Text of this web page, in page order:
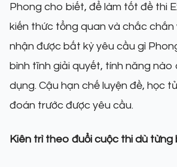
Phong cho biết, để làm tốt đề thi
kiến thức tổng quan và chắc chắn
nhận được bất kỳ yêu cầu gì
bình tĩnh giải quyết, tính năng nào
dụng. Cậu hạn chế luyện đề, học
đoán trước được yêu cầu.
Kiên trì theo đuổi cuộc thi dù từng